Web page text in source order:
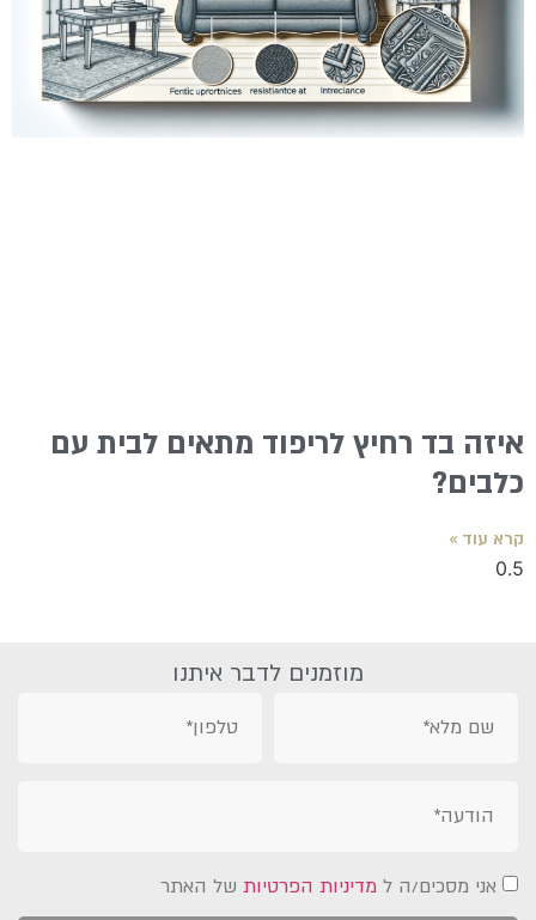
איזה בד רחיץ לריפוד מתאים לבית עם
כלבים?
קרא עוד »
מוזמנים לדבר איתנו
אני מסכים/ה ל מדיניות הפרטיות של האתר